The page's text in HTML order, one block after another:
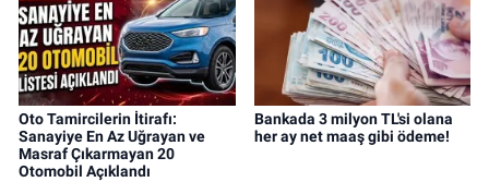
Oto Tamircilerin İtirafı:
Sanayiye En Az Uğrayan ve
Masraf Çıkarmayan 20
Otomobil Açıklandı
Bankada 3 milyon TL'si olana
her ay net maaş gibi ödeme!